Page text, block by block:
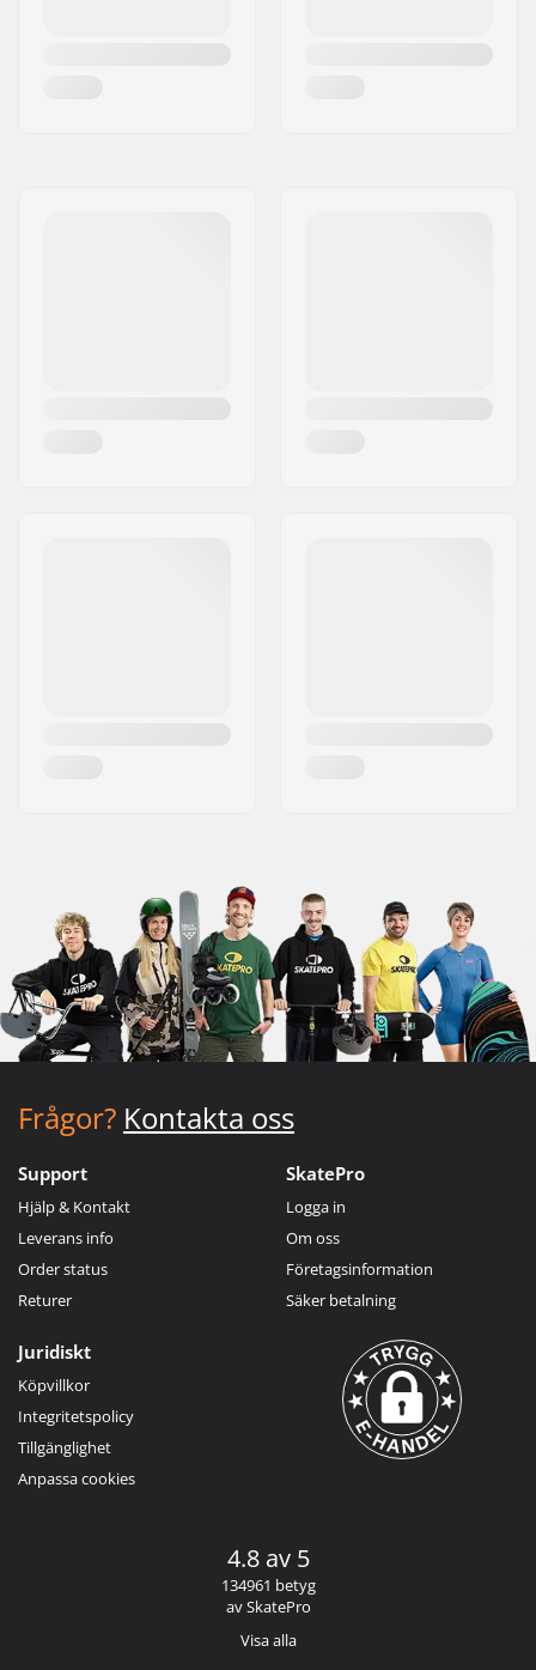
Frågor? Kontakta oss
Support
Hjälp & Kontakt
Leverans info
Order status
Returer
SkatePro
Logga in
Om oss
Företagsinformation
Säker betalning
Juridiskt
Köpvillkor
Integritetspolicy
Tillgänglighet
Anpassa cookies
4.8 av 5
134961 betyg
av SkatePro
Visa alla